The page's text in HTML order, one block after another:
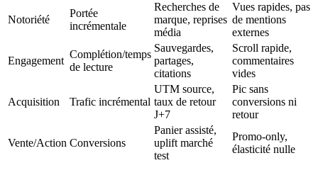
Notoriété
Portée
incrémentale
Recherches de
marque, reprises
média
Vues rapides, pas
de mentions
externes
Engagement
Complétion/temps
de lecture
Sauvegardes,
partages,
citations
Scroll rapide,
commentaires
vides
Acquisition Trafic incrémental
UTM source,
taux de retour
J+7
Pic sans
conversions ni
retour
Vente/Action Conversions
Panier assisté,
uplift marché
test
Promo-only,
élasticité nulle